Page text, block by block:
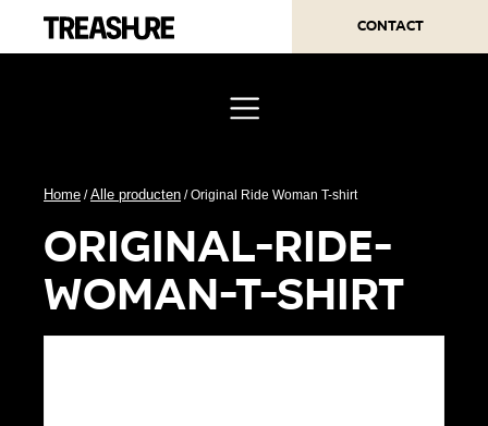
Contact
Home /Alle producten / Original Ride Woman T-shirt
original-ride-
woman-t-shirt